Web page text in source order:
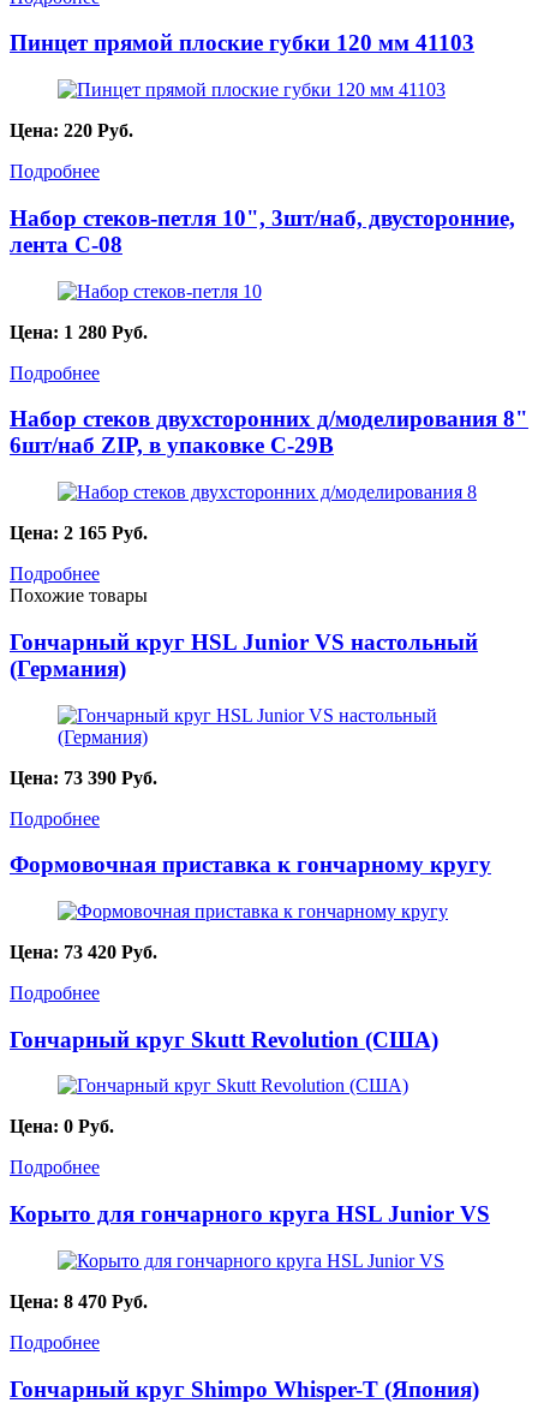
Пинцет прямой плоские губки 120 мм 41103
Цена: 220 Руб.
Подробнее
Набор стеков-петля 10", 3шт/наб, двусторонние,
лента C-08
Цена: 1 280 Руб.
Подробнее
Набор стеков двухсторонних д/моделирования 8"
6шт/наб ZIP, в упаковке C-29B
Цена: 2 165 Руб.
Подробнее
Похожие товары
Гончарный круг HSL Junior VS настольный
(Германия)
Цена: 73 390 Руб.
Подробнее
Формовочная приставка к гончарному кругу
Цена: 73 420 Руб.
Подробнее
Гончарный круг Skutt Revolution (США)
Цена: 0 Руб.
Подробнее
Корыто для гончарного круга HSL Junior VS
Цена: 8 470 Руб.
Подробнее
Гончарный круг Shimpo Whisper-T (Япония)